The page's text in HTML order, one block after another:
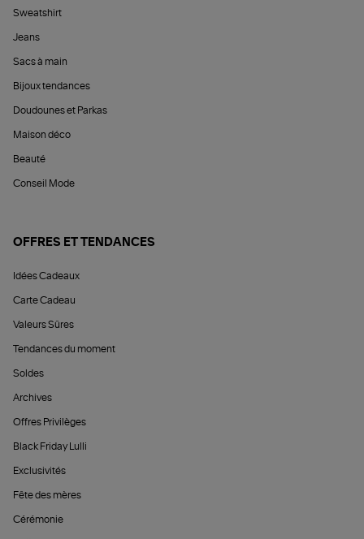
Sweatshirt
Jeans
Sacs à main
Bijoux tendances
Doudounes et Parkas
Maison déco
Beauté
Conseil Mode
OFFRES ET TENDANCES
Idées Cadeaux
Carte Cadeau
Valeurs Sûres
Tendances du moment
Soldes
Archives
Offres Privilèges
Black Friday Lulli
Exclusivités
Fête des mères
Cérémonie